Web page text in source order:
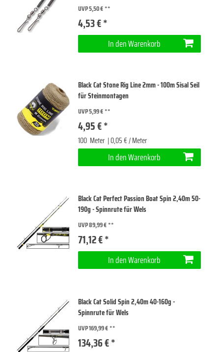
UVP 5,50 €
4,53 € *
In den Warenkorb
Black Cat Stone Rig Line 2mm - 100m Sisal Seil
für Steinmontagen
UVP 5,99 €
4,95 € *
100 Meter | 0,05 € / Meter
In den Warenkorb
Black Cat Perfect Passion Boat Spin 2,40m 50-
190g - Spinnrute für Wels
UVP 89,99 €
71,12 € *
In den Warenkorb
Black Cat Solid Spin 2,40m 40-160g -
Spinnrute für Wels
UVP 169,99 €
134,36 € *